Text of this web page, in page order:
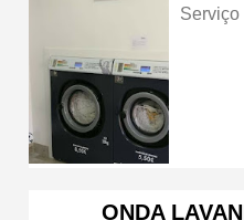
Serviço
ONDA